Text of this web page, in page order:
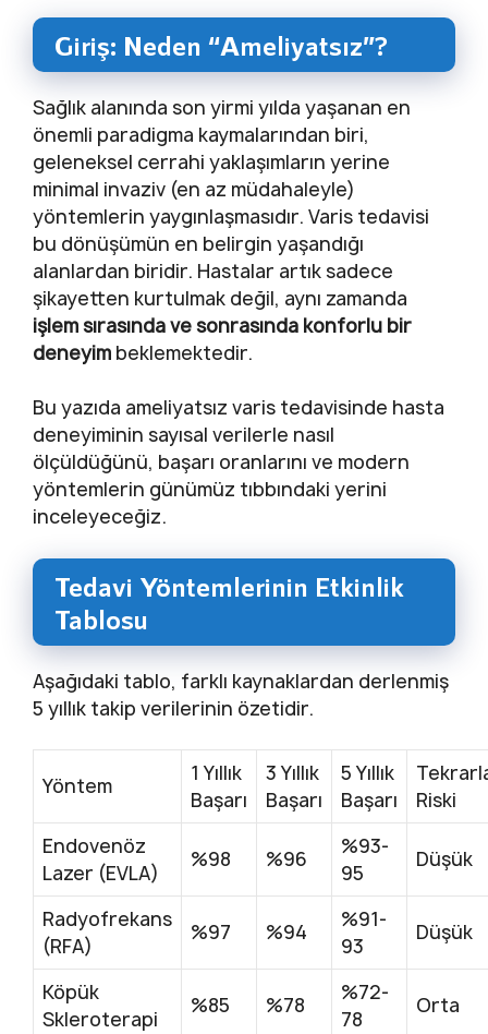
Giriş: Neden “Ameliyatsız”?
Sağlık alanında son yirmi yılda yaşanan en
önemli paradigma kaymalarından biri,
geleneksel cerrahi yaklaşımların yerine
minimal invaziv (en az müdahaleyle)
yöntemlerin yaygınlaşmasıdır. Varis tedavisi
bu dönüşümün en belirgin yaşandığı
alanlardan biridir. Hastalar artık sadece
şikayetten kurtulmak değil, aynı zamanda
işlem sırasında ve sonrasında konforlu bir
deneyim beklemektedir.
Bu yazıda ameliyatsız varis tedavisinde hasta
deneyiminin sayısal verilerle nasıl
ölçüldüğünü, başarı oranlarını ve modern
yöntemlerin günümüz tıbbındaki yerini
inceleyeceğiz.
Tedavi Yöntemlerinin Etkinlik
Tablosu
Aşağıdaki tablo, farklı kaynaklardan derlenmiş
5 yıllık takip verilerinin özetidir.
Yöntem
1 Yıllık
Başarı
3 Yıllık
Başarı
5 Yıllık
Başarı
Riski
Endovenöz
Lazer (EVLA)
%98 %96
%93-
95
Düşük
Radyofrekans
(RFA)
%97 %94
%91-
93
Düşük
Köpük
Skleroterapi
%85 %78
%72-
78
Orta